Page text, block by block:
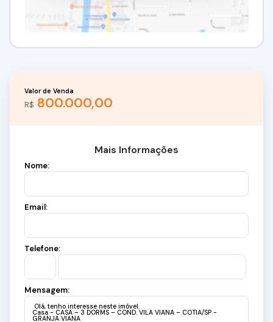
R$ 800.000,00
Valor de Venda
Mais Informações
Nome:
Email:
Telefone:
Mensagem: